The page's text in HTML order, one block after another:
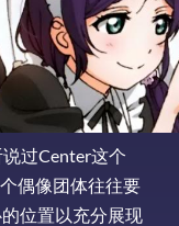
过Center这个
偶像团体往往要
位置以充分展现